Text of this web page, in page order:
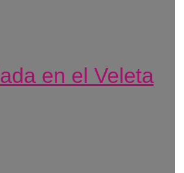
en el Veleta